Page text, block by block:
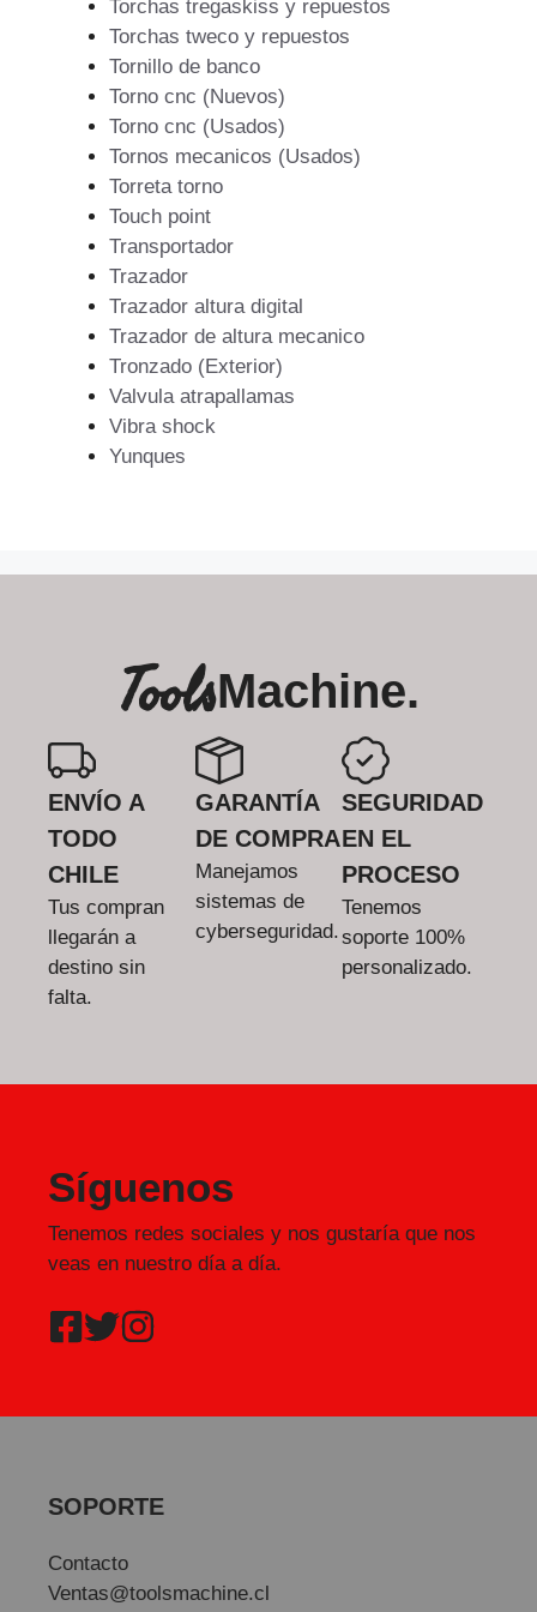
Torchas tregaskiss y repuestos
Torchas tweco y repuestos
Tornillo de banco
Torno cnc (Nuevos)
Torno cnc (Usados)
Tornos mecanicos (Usados)
Torreta torno
Touch point
Transportador
Trazador
Trazador altura digital
Trazador de altura mecanico
Tronzado (Exterior)
Valvula atrapallamas
Vibra shock
Yunques
ToolsMachine.
ENVÍO A
TODO
CHILE
Tus compran
llegarán a
destino sin
falta.
GARANTÍA
DE COMPRA
Manejamos
sistemas de
cyberseguridad.
SEGURIDAD
EN EL
PROCESO
Tenemos
soporte 100%
personalizado.
Síguenos
Tenemos redes sociales y nos gustaría que nos
veas en nuestro día a día.
SOPORTE
Contacto
Ventas@toolsmachine.cl